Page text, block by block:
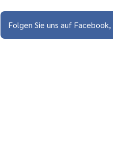
Folgen Sie uns auf Facebook